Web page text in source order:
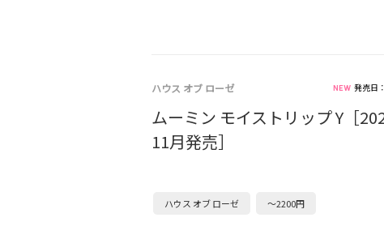
ハウス オブ ローゼ 発売日
ムーミン モイストリップ Y［
11月発売］
ハウス オブ ローゼ ～2200円